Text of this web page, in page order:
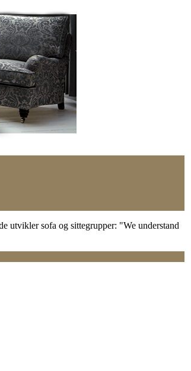
utvikler sofa og sittegrupper: "We understand